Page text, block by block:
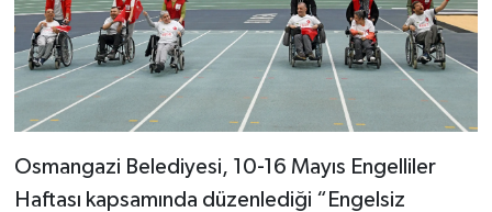
Osmangazi Belediyesi, 10-16 Mayıs Engelliler
Haftası kapsamında düzenlediği “Engelsiz